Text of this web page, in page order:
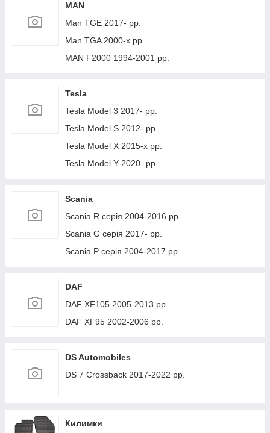
MAN
Man TGE 2017- рр.
Man TGA 2000-х рр.
MAN F2000 1994-2001 рр.
Tesla
Tesla Model 3 2017- рр.
Tesla Model S 2012- рр.
Tesla Model X 2015-х рр.
Tesla Model Y 2020- рр.
Scania
Scania R серія 2004-2016 рр.
Scania G серія 2017- рр.
Scania P серія 2004-2017 рр.
DAF
DAF XF105 2005-2013 рр.
DAF XF95 2002-2006 рр.
DS Automobiles
DS 7 Crossback 2017-2022 рр.
Килимки